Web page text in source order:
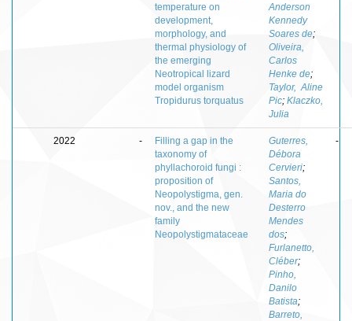
temperature on
development,
morphology, and
thermal physiology of
the emerging
Neotropical lizard
model organism
Tropidurus torquatus
Anderson
Kennedy
Soares de;
Oliveira,
Carlos
Henke de;
Taylor, Aline
Pic; Klaczko,
Julia
2022 -
Filling a gap in the
taxonomy of
phyllachoroid fungi :
proposition of
Neopolystigma, gen.
nov., and the new
family
Neopolystigmataceae
Guterres,
Débora
Cervieri;
Santos,
Maria do
Desterro
Mendes
dos;
Furlanetto,
Cléber;
Pinho,
Danilo
Batista;
Barreto,
-